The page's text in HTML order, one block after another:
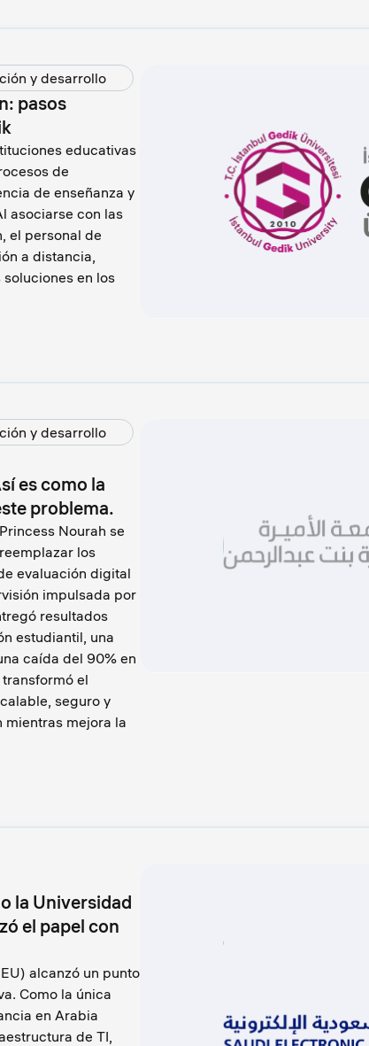
y desarrollo
pasos
educativas
de
de enseñanza y
asociarse con las
el personal de
a distancia,
en los
y desarrollo
es como la
problema.
Nourah se
los
evaluación digital
impulsada por
resultados
estudiantil, una
caída del 90% en
el
seguro y
mejora la
la Universidad
el papel con
alcanzó un punto
Como la única
en Arabia
de TI,